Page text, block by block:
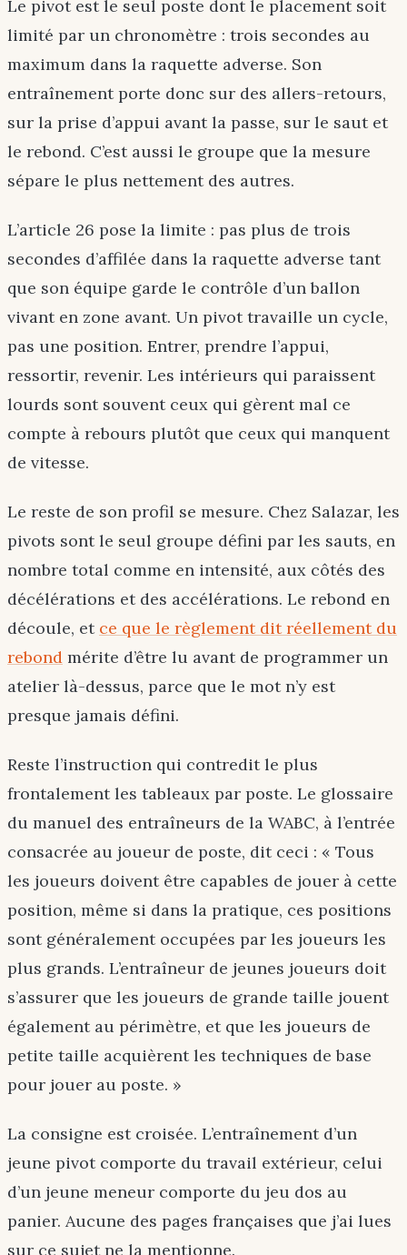
Le pivot est le seul poste dont le placement soit
limité par un chronomètre : trois secondes au
maximum dans la raquette adverse. Son
entraînement porte donc sur des allers-retours,
sur la prise d’appui avant la passe, sur le saut et
le rebond. C’est aussi le groupe que la mesure
sépare le plus nettement des autres.
L’article 26 pose la limite : pas plus de trois
secondes d’affilée dans la raquette adverse tant
que son équipe garde le contrôle d’un ballon
vivant en zone avant. Un pivot travaille un cycle,
pas une position. Entrer, prendre l’appui,
ressortir, revenir. Les intérieurs qui paraissent
lourds sont souvent ceux qui gèrent mal ce
compte à rebours plutôt que ceux qui manquent
de vitesse.
Le reste de son profil se mesure. Chez Salazar, les
pivots sont le seul groupe défini par les sauts, en
nombre total comme en intensité, aux côtés des
décélérations et des accélérations. Le rebond en
découle, et ce que le règlement dit réellement du
rebond mérite d’être lu avant de programmer un
atelier là-dessus, parce que le mot n’y est
presque jamais défini.
Reste l’instruction qui contredit le plus
frontalement les tableaux par poste. Le glossaire
du manuel des entraîneurs de la WABC, à l’entrée
consacrée au joueur de poste, dit ceci : « Tous
les joueurs doivent être capables de jouer à cette
position, même si dans la pratique, ces positions
sont généralement occupées par les joueurs les
plus grands. L’entraîneur de jeunes joueurs doit
s’assurer que les joueurs de grande taille jouent
également au périmètre, et que les joueurs de
petite taille acquièrent les techniques de base
pour jouer au poste. »
La consigne est croisée. L’entraînement d’un
jeune pivot comporte du travail extérieur, celui
d’un jeune meneur comporte du jeu dos au
panier. Aucune des pages françaises que j’ai lues
sur ce sujet ne la mentionne.